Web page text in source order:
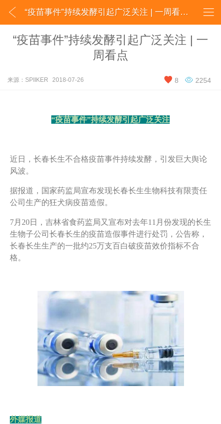
 “疫苗事件”持续发酵引起广泛关注 | 一周看点_SPIIKER 
“疫苗事件”持续发酵引起广泛关注 | 一
周看点
 2254
 8
来源：SPIIKER 2018-07-26
“疫苗事件”持续发酵引起广泛关注
近日，长春长生不合格疫苗事件持续发酵，引发巨大舆论
风波。
据报道，国家药监局宣布发现长春长生生物科技有限责任
公司生产的狂犬病疫苗造假。
7月20日，吉林省食药监局又宣布对去年11月份发现的长生
生物子公司长春长生的疫苗造假事件进行处罚，公告称，
长春长生生产的一批约25万支百白破疫苗效价指标不合
格。
外媒报道